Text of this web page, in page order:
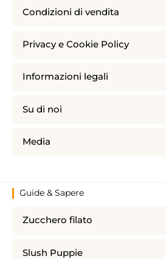
Condizioni di vendita
Privacy e Cookie Policy
Informazioni legali
Su di noi
Media
Guide & Sapere
Zucchero filato
Slush Puppie